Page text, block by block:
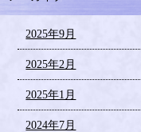
2025年9月
2025年2月
2025年1月
2024年7月